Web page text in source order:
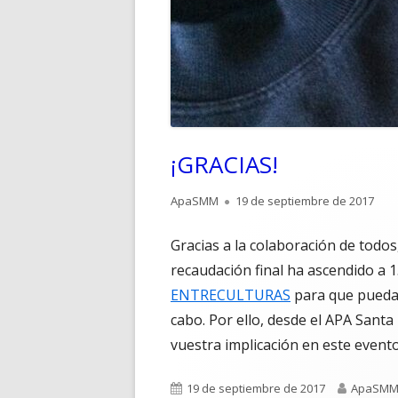
¡GRACIAS!
Autor
ApaSMM
Publicado
19 de septiembre de 2017
Gracias a la colaboración de
recaudación final ha ascendido a
ENTRECULTURAS para que
cabo. Por ello, desde el APA
vuestra implicación en este
Publicado
19 de septiembre de 2017 Autor
ApaSMM